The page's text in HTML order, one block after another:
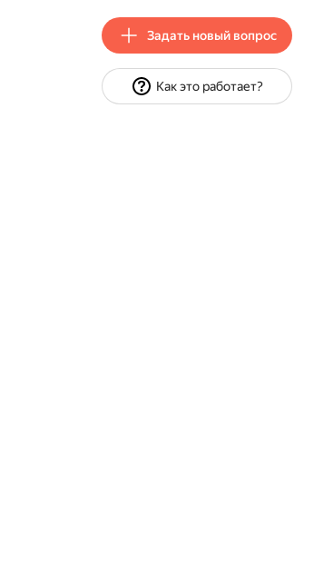
Задать новый вопрос
Как это работает?